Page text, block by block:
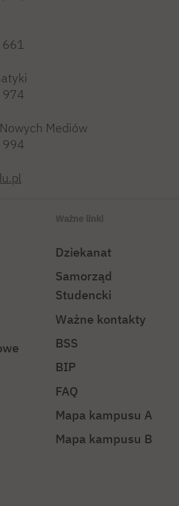
Mediów
Ważne linki
Dziekanat
Samorząd
Studencki
Ważne kontakty
BSS
BIP
FAQ
Mapa kampusu A
Mapa kampusu B